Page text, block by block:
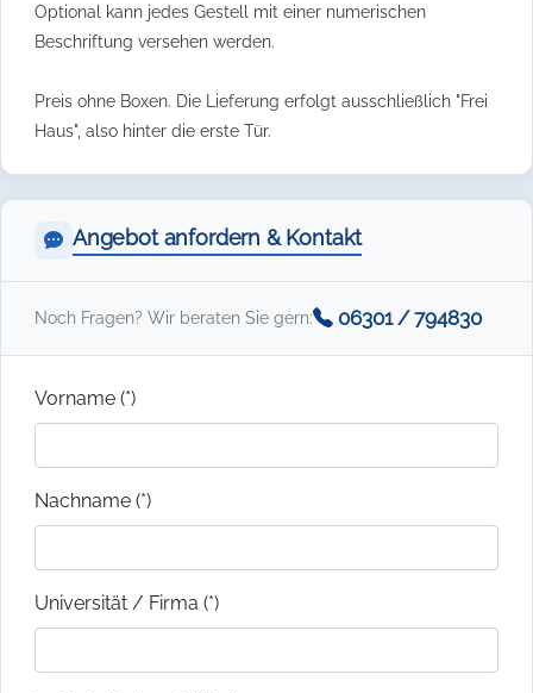
Optional kann jedes Gestell mit einer numerischen
Beschriftung versehen werden.
Preis ohne Boxen. Die Lieferung erfolgt ausschließlich "Frei
Haus", also hinter die erste Tür.
Angebot anfordern & Kontakt
Noch Fragen? Wir beraten Sie gern: 06301 / 794830
Vorname (*)
Nachname (*)
Universität / Firma (*)